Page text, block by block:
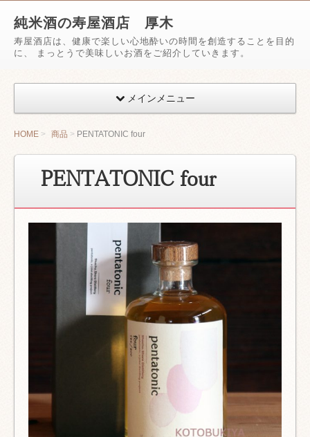
純米酒の寿屋酒店 厚木
寿屋酒店は、健康で楽しい心地酔いの時間を創造することを目的
に、 まっとうで美味しいお酒をご紹介していきます。
メインメニュー
HOME 商品 PENTATONIC four
PENTATONIC four